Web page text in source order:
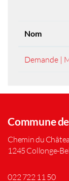
Nom
Demande |
Commune
Chemin du
1245 Collonge-
022 722 11 50